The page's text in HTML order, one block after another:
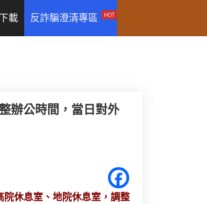
載 反詐騙澄清專區 HOT
辦公時間，當日對外
院休息室、地院休息室， 調整